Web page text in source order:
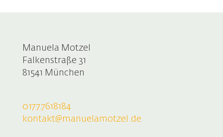
Manuela Motzel
Falkenstraße 31
81541 München
0177.7618184
kontakt@manuelamotzel.de